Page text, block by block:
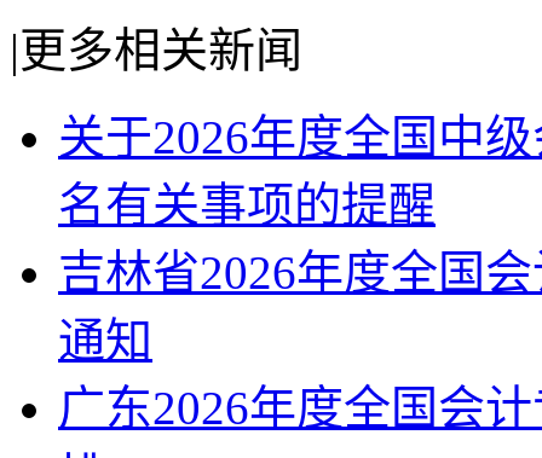
|更多相关新闻
关于2026年度全国中
名有关事项的提醒
吉林省2026年度全国
通知
广东2026年度全国会